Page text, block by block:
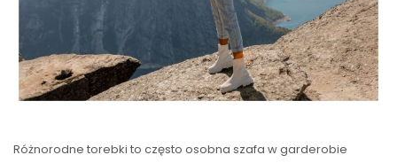
Różnorodne torebki to często osobna szafa w garderobie